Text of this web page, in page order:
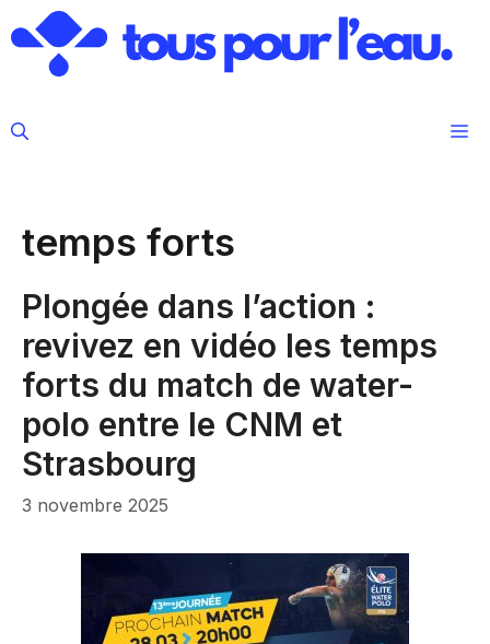
au
contenu
temps forts
Plongée dans l’action :
revivez en vidéo les temps
forts du match de water-
polo entre le CNM et
Strasbourg
3 novembre 2025